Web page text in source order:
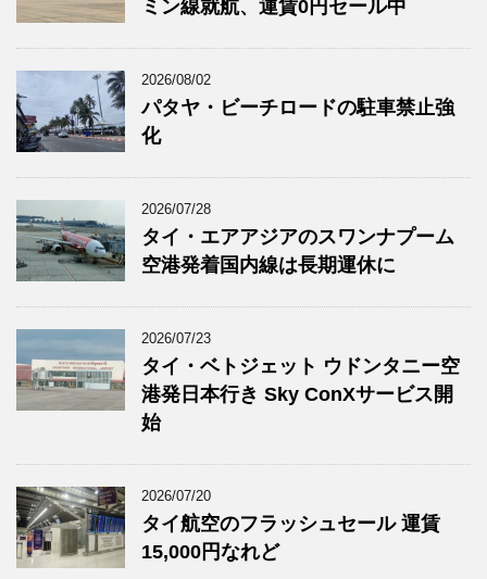
ミン線就航、運賃0円セール中
2026/08/02
パタヤ・ビーチロードの駐車禁止強
化
2026/07/28
タイ・エアアジアのスワンナプーム
空港発着国内線は長期運休に
2026/07/23
タイ・ベトジェット ウドンタニー空
港発日本行き Sky ConXサービス開
始
2026/07/20
タイ航空のフラッシュセール 運賃
15,000円なれど